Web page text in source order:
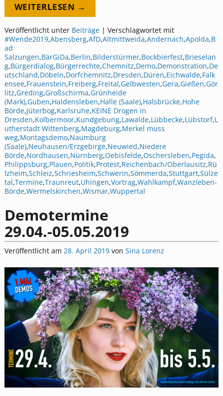
WEITERLESEN →
Veröffentlicht unter Beiträge| Verschlagwortet mit
#Wende2019,Abensberg,AfD,Altmittweida,Andernach,Apolda,B
ad
Salzungen,BärGiDa,Berlin,Bilderstürmer,Bockbierfest,Brieselan
g,Bürgerdialog,Bürgerrechte,Chemnitz,Demo,Demonstration,De
utschland,Döbeln,Dorfchemnitz,Dresden,Düren,Eichwalde,Falk
ensee,Frauenstein,Freiberg,Freital,Gelbwesten,Gera,Gießen,Gör
litz,Greding,Großschirma,Grünheide
(Mark),Guben,Haldensleben,Halle (Saale),Halsbrücke,Hohe
Börde,Jüterbog,Karlsruhe,KEINE Drogen in
Dresden,Kolbermoor,Kundgebung,Lawalde,Lübbecke,Lübstorf,L
utherstadt Wittenberg,Magdeburg,Merkel muss
weg,Montagsdemo,Naumburg
(Saale),Neuhausen/Erzgebirge,Neuwied,Niedere
Börde,Nordhausen,Nürnberg,Oebisfelde,Oschersleben,Pegida,
Philippsburg,Plauen,Politik,Protest,Reichenbach/Oberlausitz,Rü
lzheim,Schleiz,Schriesheim,Schwerin,Sömmerda,Stuttgart,Sülze
tal,Termine,Traunreut,Uhingen,Vortrag,Wahlkampf,Wanzleben-
Börde,Wermelskirchen,Wismar,Wuppertal
Demotermine
29.04.-05.05.2019
Veröffentlicht am 28. April 2019 von Sina Lorenz